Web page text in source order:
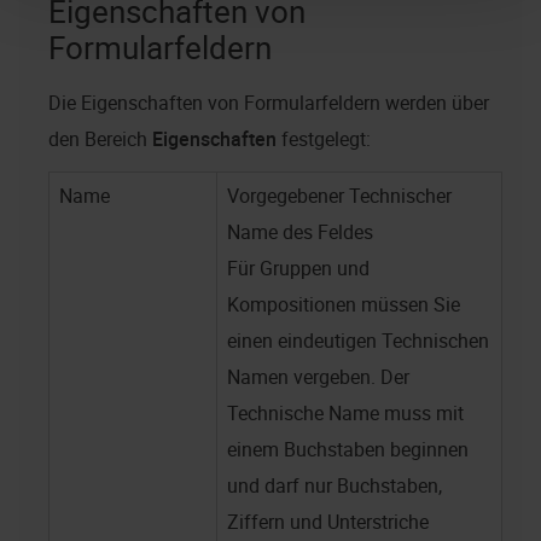
Eigenschaften von
Formularfeldern
Die Eigenschaften von Formularfeldern werden über
den Bereich Eigenschaften festgelegt:
Name
Vorgegebener Technischer
Name des Feldes
Für Gruppen und
Kompositionen müssen Sie
einen eindeutigen Technischen
Namen vergeben. Der
Technische Name muss mit
einem Buchstaben beginnen
und darf nur Buchstaben,
Ziffern und Unterstriche